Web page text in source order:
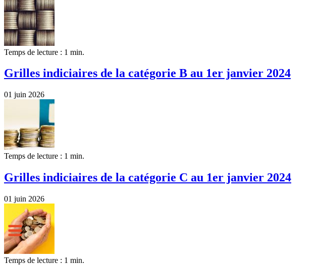
Temps de lecture : 1 min.
Grilles indiciaires de la catégorie B au 1er janvier 2024
01 juin 2026
Temps de lecture : 1 min.
Grilles indiciaires de la catégorie C au 1er janvier 2024
01 juin 2026
Temps de lecture : 1 min.